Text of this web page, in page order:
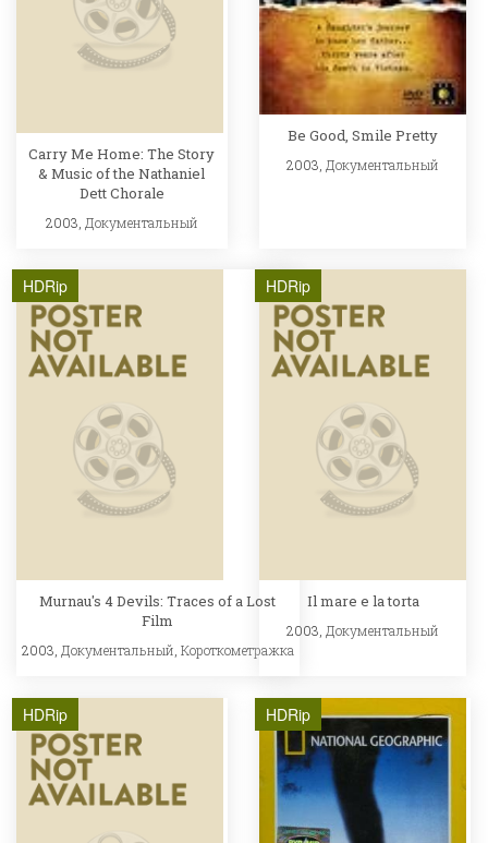
Carry Me Home: The Story
& Music of the Nathaniel
Dett Chorale
2003, Документальный
Be Good, Smile Pretty
2003,Документальный
HDRip
Murnau's 4 Devils: Traces of a Lost
Film
2003, Документальный, Короткометражка
HDRip
Il mare e la torta
2003,Документальный
HDRip HDRip